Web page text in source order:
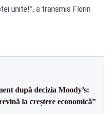
unite!”, a transmis Florin
după decizia Moody’s:
la creștere economică”